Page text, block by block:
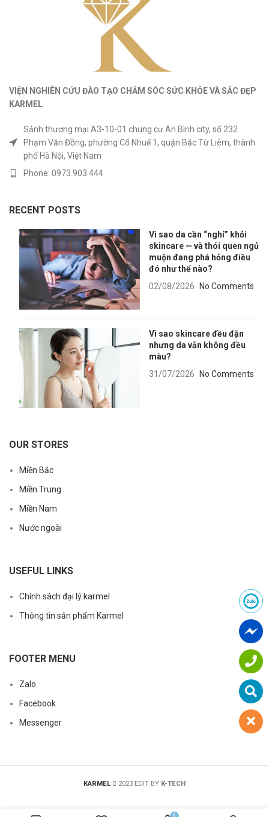
VIỆN NGHIÊN CỨU ĐÀO TẠO CHĂM SÓC SỨC KHỎEVÀSẮC ĐẸP
KARMEL
Sảnh thương mại A3-10-01 chung cư An Bình city, số 232
Phạm Văn Đồng, phường Cổ Nhuế 1, quận Bắc Từ Liêm, thành
phố Hà Nội, Việt Nam
Phone: 0973.903.444
RECENT POSTS
Vì sao da cần “nghỉ” khỏi
skincare — và thói quen ngủ
muộn đang phá hỏng điều
đó như thế nào?
02/08/2026 No Comments
Vì sao skincare đều đặn
nhưng da vẫn không đều
màu?
31/07/2026 No Comments
OUR STORES
Miền Bắc
Miền Trung
Miền Nam
Nước ngoài
USEFUL LINKS
Chính sách đại lý karmel
Thông tin sản phẩm Karmel
FOOTER MENU
Zalo
Facebook
Messenger
KARMEL 2023 EDIT BY K-TECH
0